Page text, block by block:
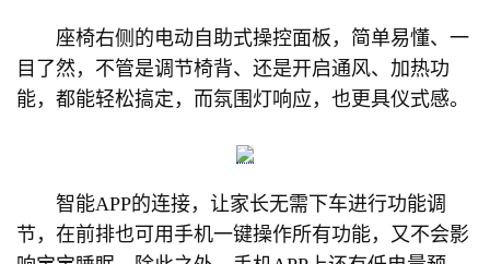
座椅右侧的电动自助式操控面板，简单易懂、一
目了然，不管是调节椅背、还是开启通风、加热功
能，都能轻松搞定，而氛围灯响应，也更具仪式感。
智能APP的连接，让家长无需下车进行功能调
节，在前排也可用手机一键操作所有功能，又不会影